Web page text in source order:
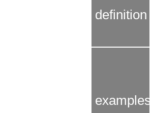
definition
examples